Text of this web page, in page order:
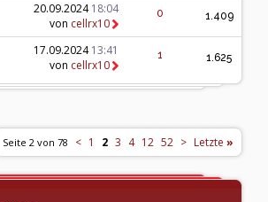
20.09.202418:04
von cellrx10
0 1.409
17.09.202413:41
von cellrx10
1 1.625
Seite 2 von 78 < 1 2 3 4 12 52 > Letzte »